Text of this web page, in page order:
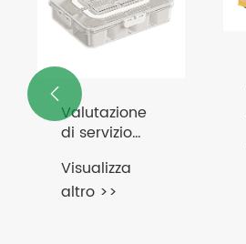
Valutazione
di servizio
stoviglie
Visualizza
altro >>
